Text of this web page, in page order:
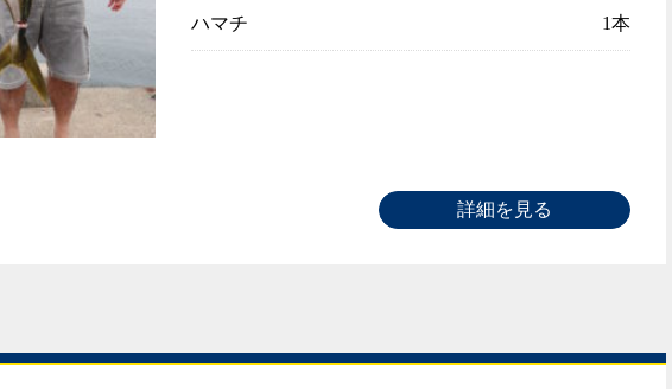
ハマチ 1本
詳細を見る